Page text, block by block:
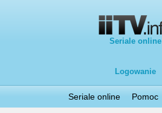
Seriale online
Logowanie
Seriale online Pomoc